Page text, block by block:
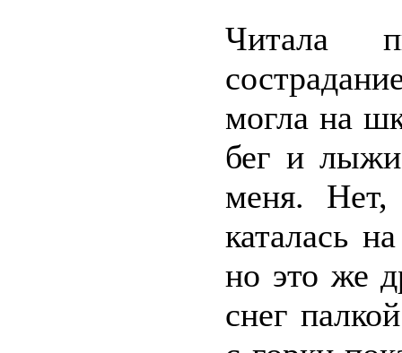
Читала
могла на
бег и
меня. Нет,
каталась
но это же
снег